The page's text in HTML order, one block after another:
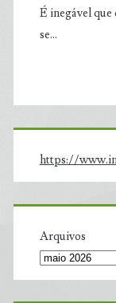
É inegável que
se…
https://
Arquivos